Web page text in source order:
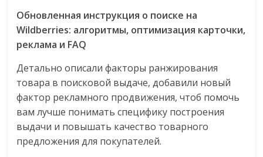
Commerce,
ритейле,
логистике,
соцсетях.
Нам
важно,
как
знать
как
Обновленная инструкция о поиске на
Wildberries: алгоритмы, оптимизация карточки,
реклама и FAQ
Детально описали факторы ранжирования
товара в поисковой выдаче, добавили новый
фактор рекламного продвижения, чтоб помочь
вам лучше понимать специфику построения
выдачи и повышать качество товарного
предложения для покупателей.